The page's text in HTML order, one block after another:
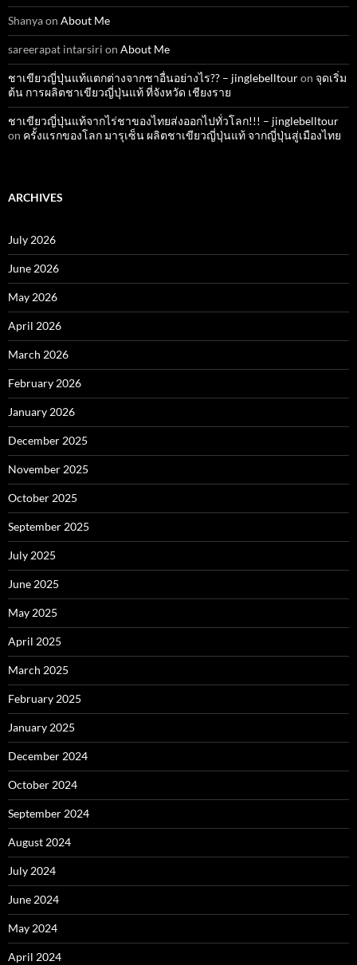
Shanyaon About Me
sareerapat intarsiri on About Me
ชาเขียวญี่ปุ่นแท้แตกต่างจากชาอื่นอย่างไร?? – jinglebelltouron จุดเริ่ม
ต้น การผลิตชาเขียวญี่ปุ่นแท้ ที่จังหวัด เชียงราย
ชาเขียวญี่ปุ่นแท้จากไร่ชาของไทยส่งออกไปทั่วโลก!!! – jinglebelltour
on ครั้งแรกของโลก มารุเซ็น ผลิตชาเขียวญี่ปุ่นแท้ จากญี่ปุ่นสู่เมืองไทย
ARCHIVES
July 2026
June 2026
May 2026
April 2026
March 2026
February 2026
January 2026
December 2025
November 2025
October 2025
September 2025
July 2025
June 2025
May 2025
April 2025
March 2025
February 2025
January 2025
December 2024
October 2024
September 2024
August 2024
July 2024
June 2024
May 2024
April 2024